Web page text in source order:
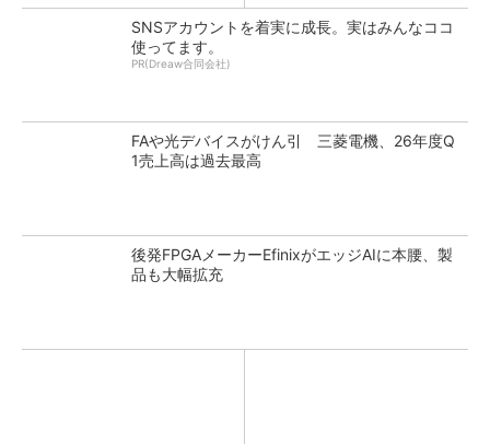
SNSアカウントを着実に成長。実はみんなココ
使ってます。
PR(Dreaw合同会社)
FAや光デバイスがけん引 三菱電機、26年度Q
1売上高は過去最高
後発FPGAメーカーEfinixがエッジAIに本腰、製
品も大幅拡充